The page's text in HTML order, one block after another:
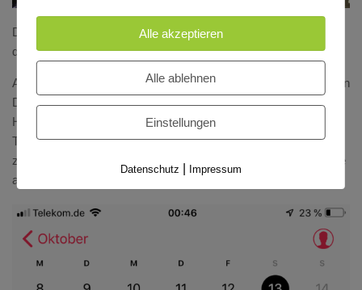
Danach in die Circle Line und zurück nach Notting Hill Gate,
dann mit der Central Line nach Sheperds Bush.
Alles in allem hatte ich an diesem Samstag (inklusive Fußweg in
Düsseldorf, die Strecken in den Flughäfen Düsseldorf und
Heathrow und den nicht zu unterschätzenden Strecken und
Treppen in der Tube eine Strecke von 13,3 km zu Fuß
zurückgelegt. Mit neuen Schuhen. Und losen Socken. => Blase
am linken Fuß am Ballen vor den Zehen…..
Alle akzeptieren
Alle ablehnen
Einstellungen
Datenschutz Impressum